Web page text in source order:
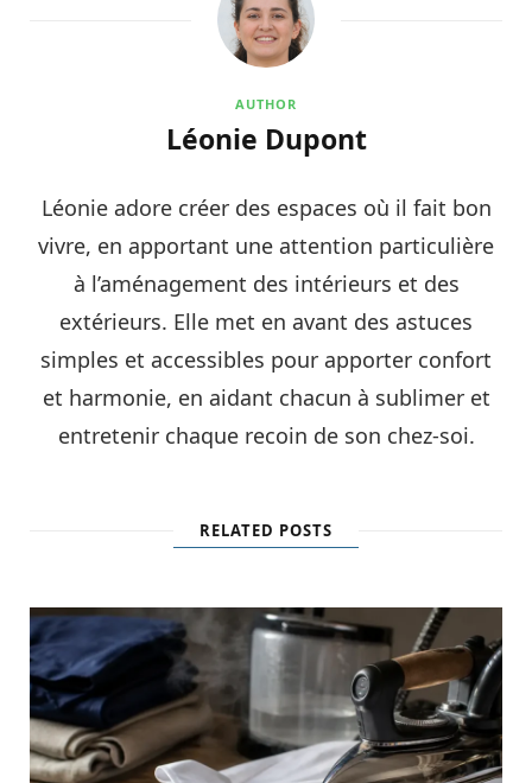
AUTHOR
Léonie Dupont
Léonie adore créer des espaces où il fait bon
vivre, en apportant une attention particulière
à l’aménagement des intérieurs et des
extérieurs. Elle met en avant des astuces
simples et accessibles pour apporter confort
et harmonie, en aidant chacun à sublimer et
entretenir chaque recoin de son chez-soi.
RELATED POSTS